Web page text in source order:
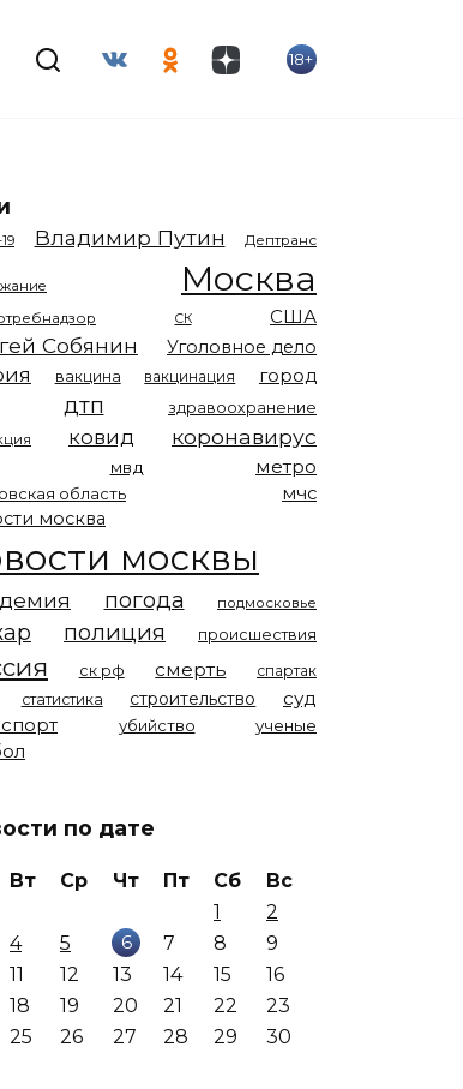
18+
Владимир Путин Дептранс
Москва
СК США
Собянин Уголовное дело
вакцина вакцинация город
дтп здравоохранение
ковид коронавирус
мвд метро
область
мчс
москва
москвы
погода подмосковье
полиция происшествия
ск рф смерть спартак
статистика строительство
суд
убийство ученые
по дате
Вт Ср Чт Пт Сб
Вс
1
2
4 5 6 7 8
9
11 12 13 14 15
16
18 19 20 21 22
23
25 26 27 28 29
30